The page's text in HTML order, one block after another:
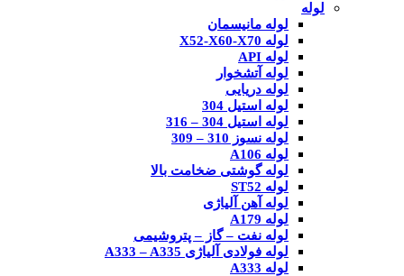
لوله
لوله مانیسمان
لوله X52-X60-X70
لوله API
لوله آتشخوار
لوله دریایی
لوله استیل 304
لوله استیل 304 – 316
لوله نسوز 310 – 309
لوله A106
لوله گوشتی ضخامت بالا
لوله ST52
لوله آهن آلیاژی
لوله A179
لوله نفت – گاز – پتروشیمی
لوله فولادی آلیاژی A333 – A335
لوله A333